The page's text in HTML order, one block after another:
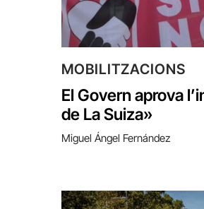
MOBILITZACIONS
El Govern aprova
de La Suiza»
Miguel Ángel Fernández